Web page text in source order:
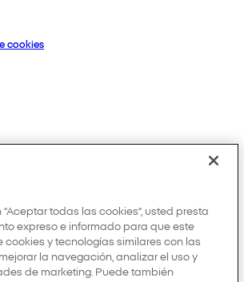
cookies
todas las cookies”, usted presta
expreso e informado para que este
cookies y tecnologías similares con las
la navegación, analizar el uso y
de marketing. Puede también